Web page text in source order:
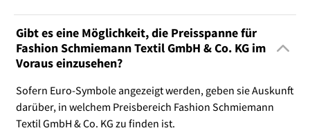
Gibt es eine Möglichkeit, die Preisspanne für
Fashion Schmiemann Textil GmbH & Co. KG im
Voraus einzusehen?
Sofern Euro-Symbole angezeigt werden, geben sie Auskunft
darüber, in welchem Preisbereich Fashion Schmiemann
Textil GmbH & Co. KG zu finden ist.